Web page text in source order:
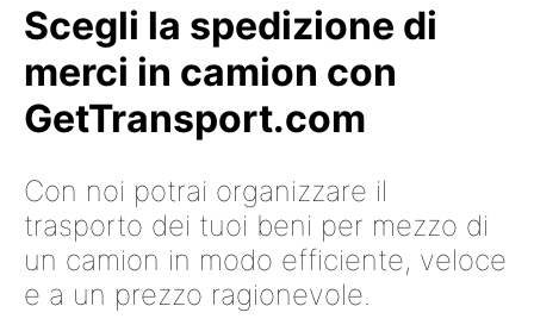
Scegli la spedizione di
merci in camion con
GetTransport.com
Con noi potrai organizzare il
trasporto dei tuoi beni per mezzo di
un camion in modo efficiente, veloce
e a un prezzo ragionevole.